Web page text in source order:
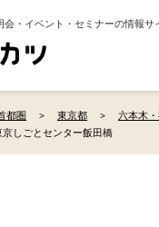
会・イベント・セミナーの情報サ
都圏 東京都 六本木
しごとセンター飯田橋